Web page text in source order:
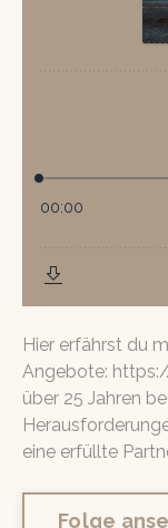
Hier erfährst du
Angebote:
über 25 Jahren
eine erfüllte
Folge